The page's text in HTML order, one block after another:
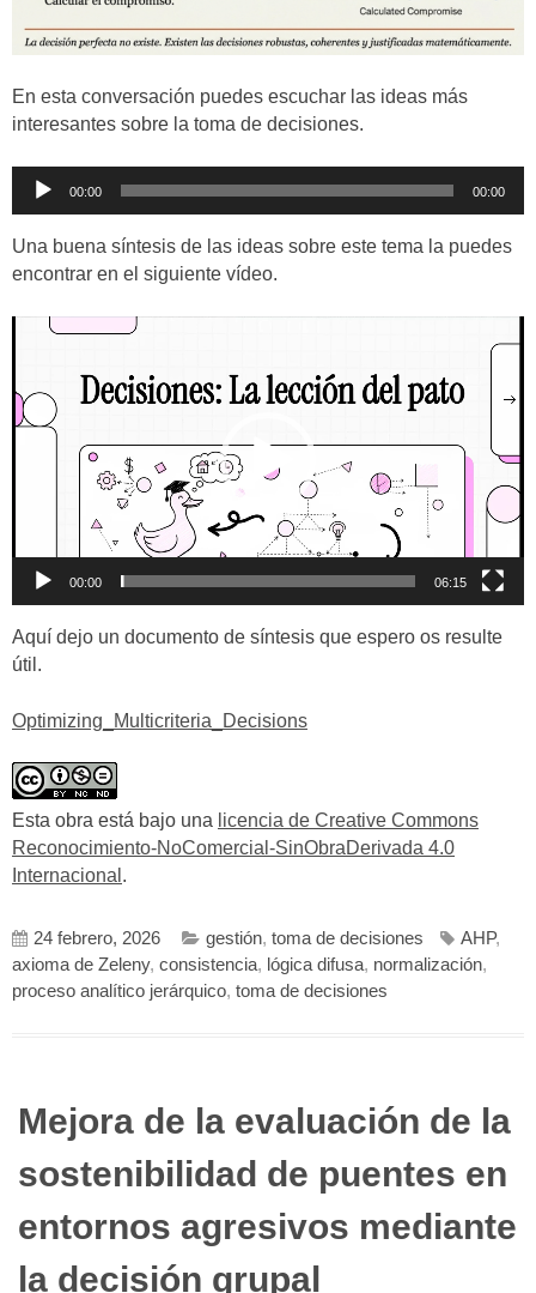
En esta conversación puedes escuchar las ideas más
interesantes sobre la toma de decisiones.
Reproductor
audio
00:00 00:00
Una buena síntesis de las ideas sobre este tema la puedes
encontrar en el siguiente vídeo.
Reproductor
00:00 06:15
Aquí dejo un documento de síntesis que espero os resulte
útil.
Optimizing_Multicriteria_Decisions
Esta obra está bajo una licencia de Creative Commons
Reconocimiento-NoComercial-SinObraDerivada 4.0
Internacional .
24 febrero, 2026 gestión, toma de decisiones AHP,
axioma de Zeleny, consistencia, lógica difusa, normalización,
proceso analítico jerárquico, toma de decisiones
Mejora de la evaluación de la
sostenibilidad de puentes en
entornos agresivos mediante
la decisión grupal